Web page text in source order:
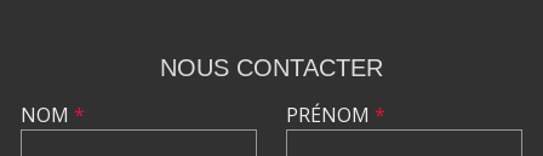
NOUS CONTACTER
NOM * PRÉNOM *